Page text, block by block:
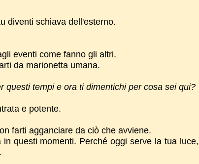
diventi schiava dell'esterno.
eventi come fanno gli altri.
da marionetta umana.
questi tempi e ora ti dimentichi per cosa sei qui?
e potente.
farti agganciare da ciò che avviene.
questi momenti. Perché oggi serve la tua luce,